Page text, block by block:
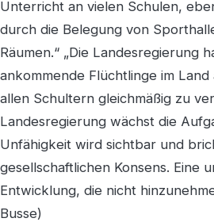
Unterricht an vielen Schulen,
durch die Belegung von
Räumen.“ „Die Landesregierung
ankommende Flüchtlinge im
allen Schultern gleichmäßig zu
Landesregierung wächst die
Unfähigkeit wird sichtbar und
gesellschaftlichen Konsens. Eine
Entwicklung, die nicht
Busse)